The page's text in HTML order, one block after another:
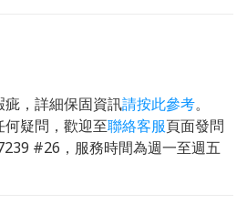
，詳細保固資訊請按此參考。
疑問，歡迎至聯絡客服頁面發問
#26，服務時間為週一至週五